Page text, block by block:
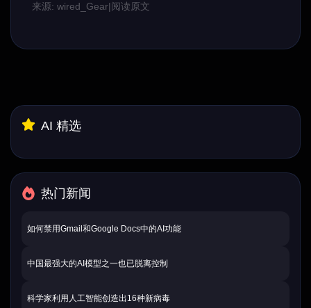
来源: wired_Gear|阅读原文
AI 精选
热门新闻
如何禁用Gmail和Google Docs中的AI功能
中国最强大的AI模型之一也已脱离控制
科学家利用人工智能创造出16种新病毒